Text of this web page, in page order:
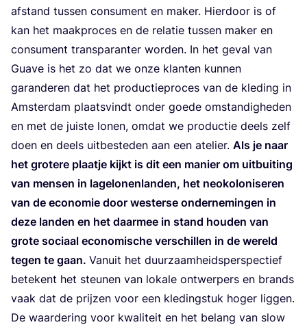
afstand tus­sen con­su­ment en maker. Hier­door is of
kan het maak­pro­ces en de rela­tie tus­sen maker en
con­su­ment trans­pa­ran­ter wor­den. In het geval van
Gua­ve is het zo dat we onze klan­ten kun­nen
garan­de­ren dat het pro­duc­tie­pro­ces van de kle­ding in
Amster­dam plaats­vindt onder goe­de omstan­dig­he­den
en met de juis­te lonen, omdat we pro­duc­tie deels zelf
doen en deels uit­be­ste­den aan een ate­lier. Als je naar
het gro­te­re plaat­je kijkt is dit een manier om uit­bui­ting
van men­sen in lage­lo­nen­lan­den, het neo­ko­lo­ni­se­ren
van de eco­no­mie door wes­ter­se onder­ne­min­gen in
deze lan­den en het daar­mee in stand hou­den van
gro­te soci­aal eco­no­mi­sche ver­schil­len in de wereld
tegen te gaan. Van­uit het duur­zaam­heids­per­spec­tief
bete­kent het steu­nen van loka­le ont­wer­pers en brands
vaak dat de prij­zen voor een kle­ding­stuk hoger lig­gen.
De waar­de­ring voor kwa­li­teit en het belang van slow